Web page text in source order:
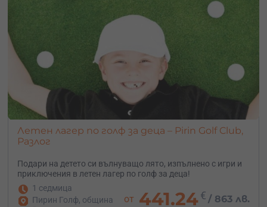
Летен лагер по голф за деца – Pirin Golf Club,
Разлог
Подари на детето си вълнуващо лято, изпълнено с игри и
приключения в летен лагер по голф за деца!
1 седмица
Пирин Голф, община
от 441.24€ / 863 лв.